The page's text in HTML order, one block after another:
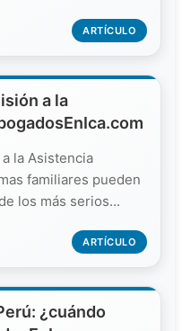
ARTÍCULO
a la
la Asistencia
familiares pueden
los más serios...
ARTÍCULO
¿cuándo